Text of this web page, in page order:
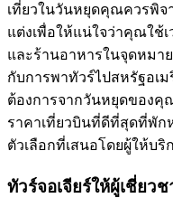
เที่ยวในวันหยุดคุณควรพิจ
แต่งเพื่อให้แน่ใจว่าคุณใ
และร้านอาหารในจุดหมา
กับการพาทัวร์ไปสหรัฐอเ
ต้องการจากวันหยุดของคุ
ราคาเที่ยวบินที่ดีที่สุดที่พั
ตัวเลือกที่เสนอโดยผู้ให้บ
ทัวร์จอเจียร์ให้ผู้เชี่ย